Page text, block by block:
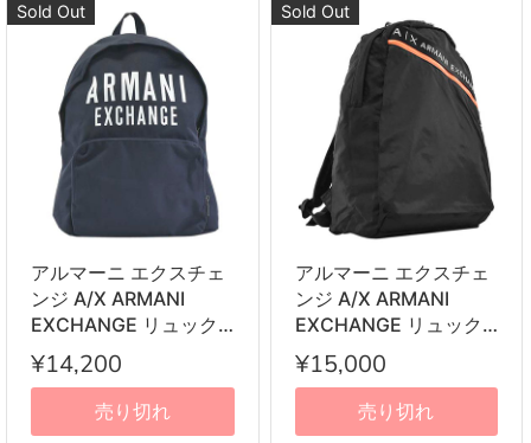
Sold Out
アルマーニ エクスチェ
ンジ A/X ARMANI
EXCHANGE リュック
サック バックパック
952199 9A124 37735
BACKPACK NAVY ネイ
ビー
¥14,200
売り切れ
Sold Out
アルマーニ エクスチェ
ンジ A/X ARMANI
EXCHANGE リュック
サック バックパック
952233 0P297 00020
MANS BACKPACK
BLACK ブラック
¥15,000
売り切れ